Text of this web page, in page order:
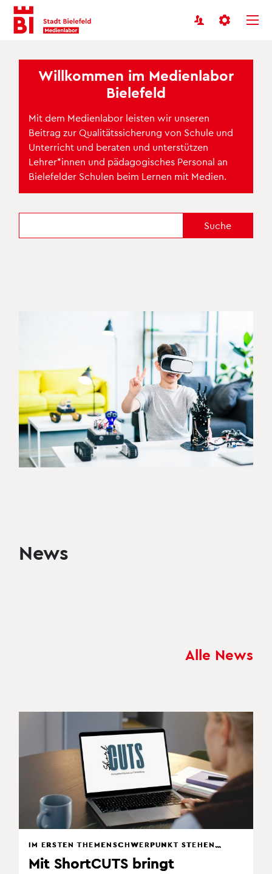
Inhalt
anspringen
Menü
anspringen
Benutzermenü
Willkommen im Medienlabor
Bielefeld
Mit dem Medienlabor leisten wir unseren
Beitrag zur Qualitätssicherung von Schule und
Unterricht und beraten und unterstützen
Lehrer*innen und pädagogisches Personal an
Bielefelder Schulen beim Lernen mit Medien.
Suche
News
Alle News
IM ERSTEN THEMENSCHWERPUNKT STEHEN
- INFLUENCER:INNEN, DIE AUF SOCIAL MEDIA
Mit ShortCUTS bringt